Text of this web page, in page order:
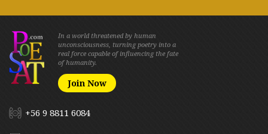
In a world threatened by human
unconsciousness, turning poetry into a
real force capable of influencing the fate
of humanity.
Join Now
+56 9 8811 6084